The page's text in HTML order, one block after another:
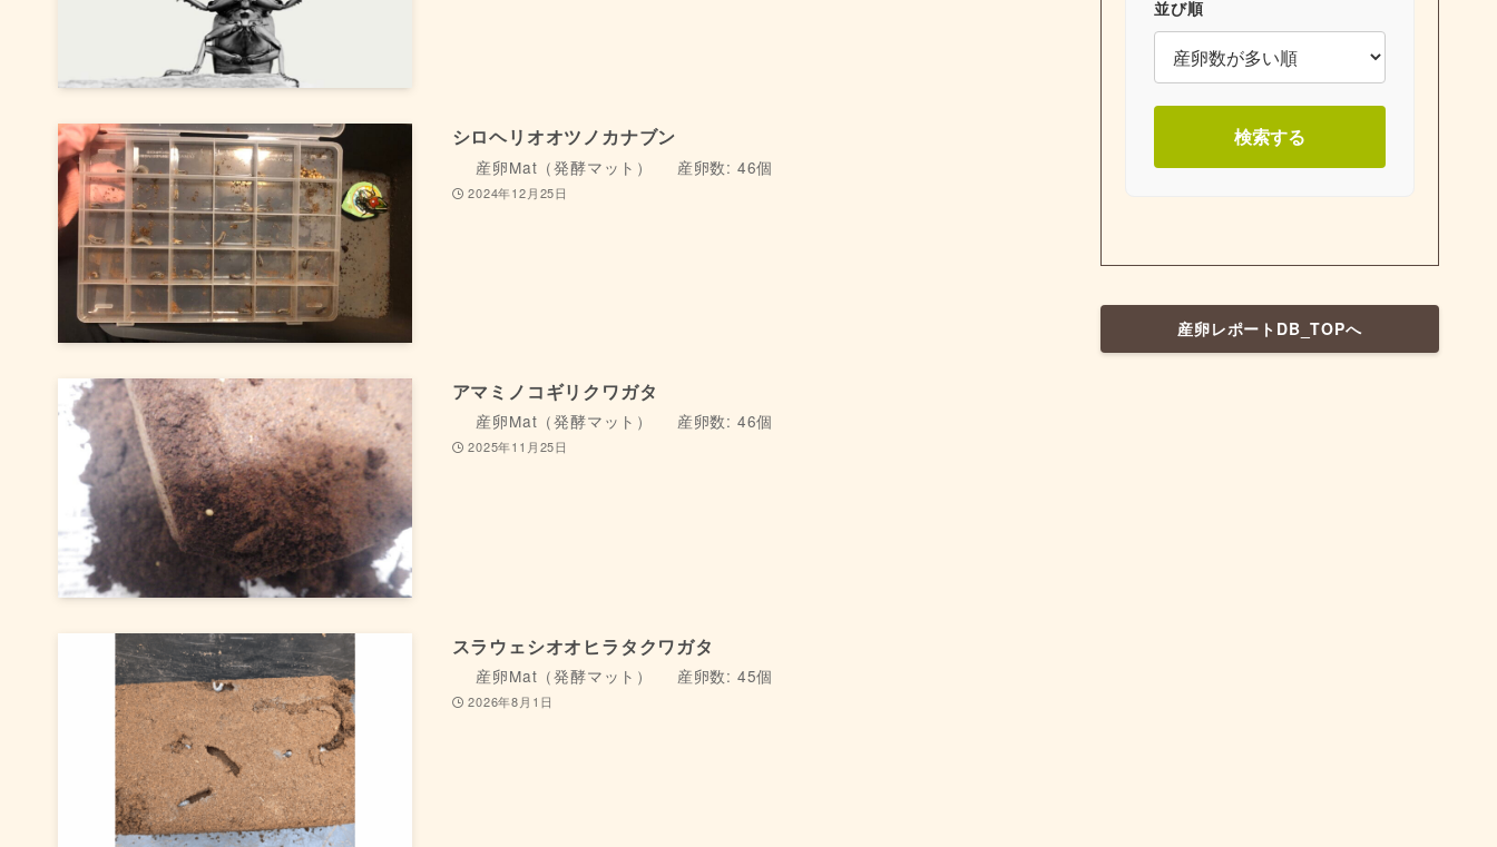
シロヘリオオツノカナブン
産卵Mat（発酵マット） 産卵数: 46個
2024年12月25日
アマミノコギリクワガタ
産卵Mat（発酵マット） 産卵数: 46個
2025年11月25日
スラウェシオオヒラタクワガタ
産卵Mat（発酵マット） 産卵数: 45個
2026年8月1日
並び順
検索する
産卵レポートDB_TOPへ